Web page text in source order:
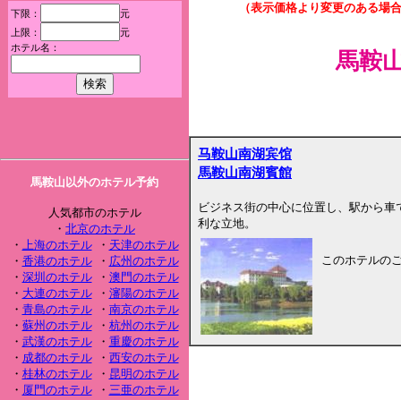
下限：
元
上限：
元
ホテル名：
馬鞍山以外のホテル予約
人気都市のホテル
・ 北京のホテル
・ 上海のホテル・ 天津のホテル
・ 香港のホテル・ 広州のホテル
・ 深圳のホテル・ 澳門のホテル
・ 大連のホテル・ 瀋陽のホテル
・ 青島のホテル・ 南京のホテル
・ 蘇州のホテル・ 杭州のホテル
・ 武漢のホテル・ 重慶のホテル
・ 成都のホテル・ 西安のホテル
・ 桂林のホテル・ 昆明のホテル
・ 厦門のホテル・ 三亜のホテル
（表示価格より変更のある場
馬鞍
马鞍山南湖宾馆
馬鞍山南湖賓館
ビジネス街の中心に位置し、駅から
利な立地。
このホテルの